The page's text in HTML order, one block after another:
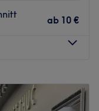
ab 10 €
09:00
09:00
20:00